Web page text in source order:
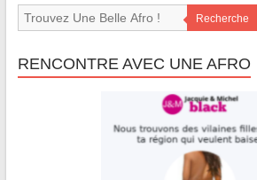
Recherche
RENCONTRE AVEC UNE AFRO